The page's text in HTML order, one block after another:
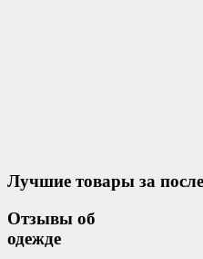
Лучшие товары за
Отзывы об
одежде